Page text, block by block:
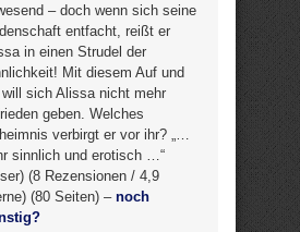
– doch wenn sich seine
entfacht, reißt er
in einen Strudel der
Mit diesem Auf und
sich Alissa nicht mehr
geben. Welches
verbirgt er vor ihr? „…
sinnlich und erotisch …“
(8 Rezensionen / 4,9
(80 Seiten) – noch